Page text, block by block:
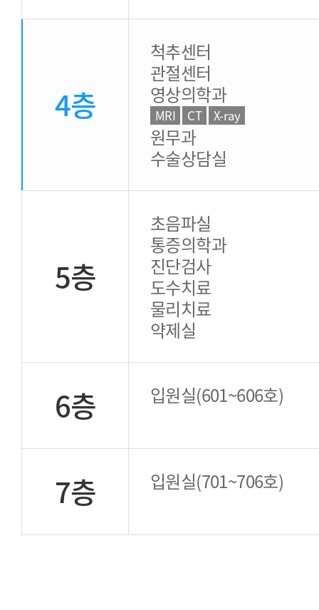
4층
척추센터
관절센터
영상의학과
MRI CT X-ray
원무과
수술상담실
5층
초음파실
통증의학과
진단검사
도수치료
물리치료
약제실
6층 입원실(601~606호)
7층 입원실(701~706호)